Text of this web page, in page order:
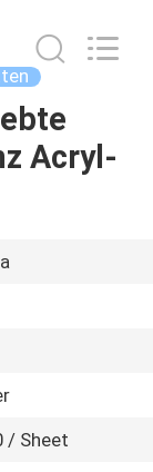
Acryl-
/ Sheet